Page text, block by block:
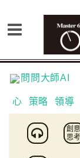
問問大師AI
心 策略 領導
創意
思考